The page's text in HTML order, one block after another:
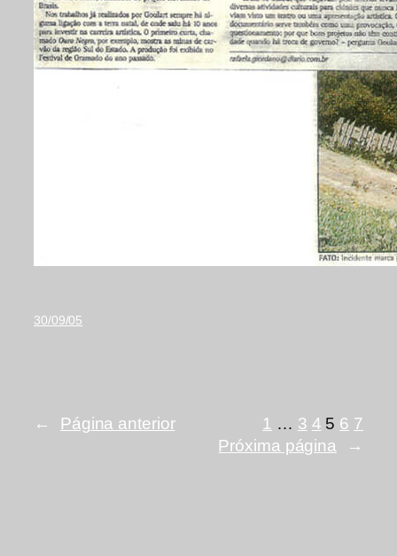
30/09/05
← Página anterior 1 … 3 4 5 6 7
Próxima página
→